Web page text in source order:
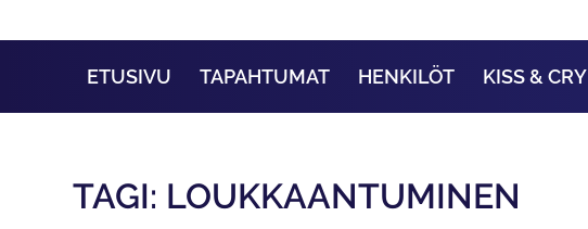
ETUSIVU TAPAHTUMAT HENKILÖT KISS & CRY
TAGI: LOUKKAANTUMINEN